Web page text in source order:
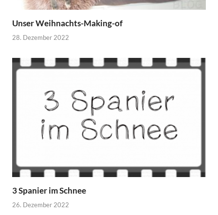
Unser Weihnachts-Making-of
28. Dezember 2022
3 Spanier im Schnee
26. Dezember 2022